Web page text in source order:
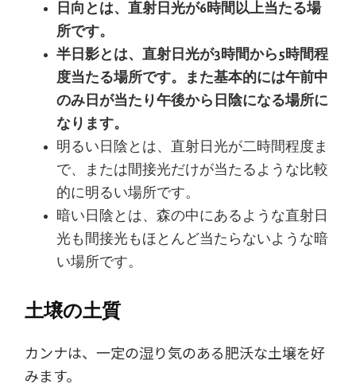
日向とは、直射日光が6時間以上当たる場
所です。
半日影とは、直射日光が3時間から5時間程
度当たる場所です。また基本的には午前中
のみ日が当たり午後から日陰になる場所に
なります。
明るい日陰とは、直射日光が二時間程度ま
で、または間接光だけが当たるような比較
的に明るい場所です。
暗い日陰とは、森の中にあるような直射日
光も間接光もほとんど当たらないような暗
い場所です。
土壌の土質
カンナは、一定の湿り気のある肥沃な土壌を好
みます。